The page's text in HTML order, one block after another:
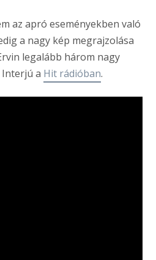
az apró eseményekben való
a nagy kép megrajzolása
legalább három nagy
a Hit rádióban.